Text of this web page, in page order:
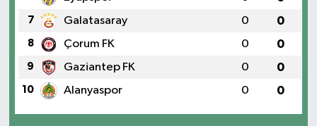
7 Galatasaray 0 0
8 Çorum FK 0 0
9 Gaziantep FK 0 0
10 Alanyaspor 0 0